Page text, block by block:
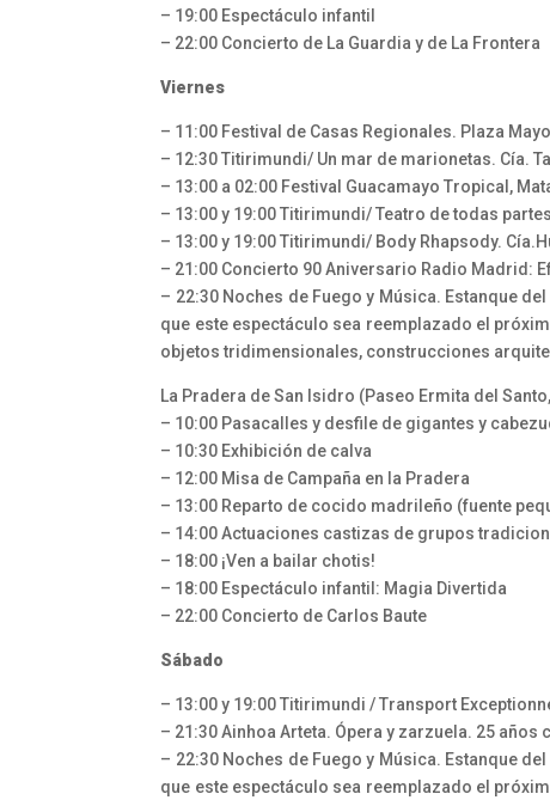
– 19:00 Espectáculo infantil
– 22:00 Concierto de La Guardia y de La Frontera
Viernes
– 11:00 Festival de Casas Regionales. Plaza
– 12:30 Titirimundi/ Un mar de marionetas. Cía.
– 13:00 a 02:00 Festival Guacamayo Tropical,
– 13:00 y 19:00 Titirimundi/ Teatro de todas
– 13:00 y 19:00 Titirimundi/ Body Rhapsody.
– 21:00 Concierto 90 Aniversario Radio Madrid:
– 22:30 Noches de Fuego y Música. Estanque
que este espectáculo sea reemplazado el
objetos tridimensionales, construcciones
La Pradera de San Isidro (Paseo Ermita del
– 10:00 Pasacalles y desfile de gigantes y
– 10:30 Exhibición de calva
– 12:00 Misa de Campaña en la Pradera
– 13:00 Reparto de cocido madrileño (fuente
– 14:00 Actuaciones castizas de grupos
– 18:00 ¡Ven a bailar chotis!
– 18:00 Espectáculo infantil: Magia Divertida
– 22:00 Concierto de Carlos Baute
Sábado
– 13:00 y 19:00 Titirimundi / Transport
– 21:30 Ainhoa Arteta. Ópera y zarzuela. 25
– 22:30 Noches de Fuego y Música. Estanque
que este espectáculo sea reemplazado el